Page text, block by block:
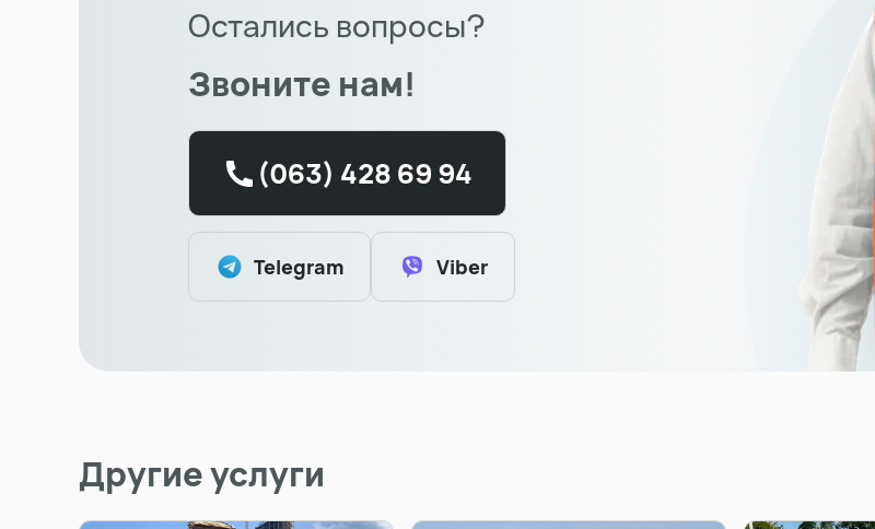
Остались вопросы?
Звоните нам!
(063) 428 69 94
Telegram Viber
Другие услуги